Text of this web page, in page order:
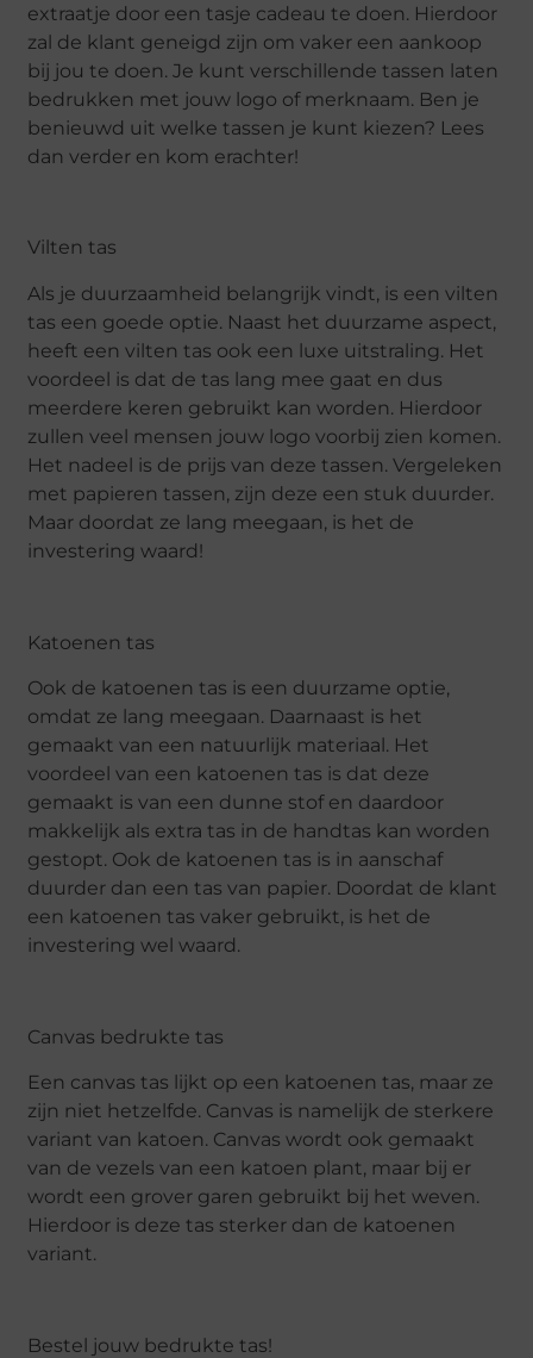
extraatje door een tasje cadeau te doen. Hierdoor
zal de klant geneigd zijn om vaker een aankoop
bij jou te doen. Je kunt verschillende tassen laten
bedrukken met jouw logo of merknaam. Ben je
benieuwd uit welke tassen je kunt kiezen? Lees
dan verder en kom erachter!
Vilten tas
Als je duurzaamheid belangrijk vindt, is een vilten
tas een goede optie. Naast het duurzame aspect,
heeft een vilten tas ook een luxe uitstraling. Het
voordeel is dat de tas lang mee gaat en dus
meerdere keren gebruikt kan worden. Hierdoor
zullen veel mensen jouw logo voorbij zien komen.
Het nadeel is de prijs van deze tassen. Vergeleken
met papieren tassen, zijn deze een stuk duurder.
Maar doordat ze lang meegaan, is het de
investering waard!
Katoenen tas
Ook de katoenen tas is een duurzame optie,
omdat ze lang meegaan. Daarnaast is het
gemaakt van een natuurlijk materiaal. Het
voordeel van een katoenen tas is dat deze
gemaakt is van een dunne stof en daardoor
makkelijk als extra tas in de handtas kan worden
gestopt. Ook de katoenen tas is in aanschaf
duurder dan een tas van papier. Doordat de klant
een katoenen tas vaker gebruikt, is het de
investering wel waard.
Canvas bedrukte tas
Een canvas tas lijkt op een katoenen tas, maar ze
zijn niet hetzelfde. Canvas is namelijk de sterkere
variant van katoen. Canvas wordt ook gemaakt
van de vezels van een katoen plant, maar bij er
wordt een grover garen gebruikt bij het weven.
Hierdoor is deze tas sterker dan de katoenen
variant.
Bestel jouw bedrukte tas!